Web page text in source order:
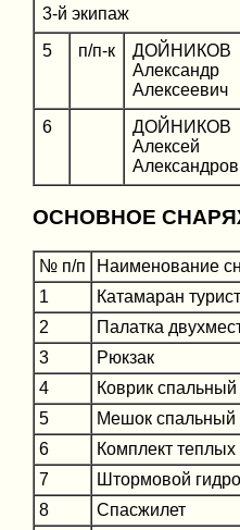
3-й экипаж
5
п/п-к
ДОЙНИКОВ
Александр
Алексеевич
6
ДОЙНИКОВ
Алексей
ОСНОВНОЕ
№ п/п Наименование
1
Катамаран
2
Палатка
3
Рюкзак
4
Коврик
5
Мешок спальный
6
Комплект
7
Штормовой
8
Спасжилет